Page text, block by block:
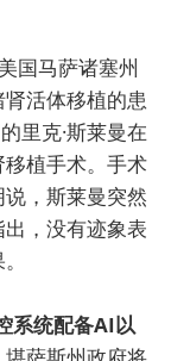
国马萨诸塞州
活体移植的患
里克·斯莱曼在
植手术。手术
，斯莱曼突然
，没有迹象表
系统配备AI以